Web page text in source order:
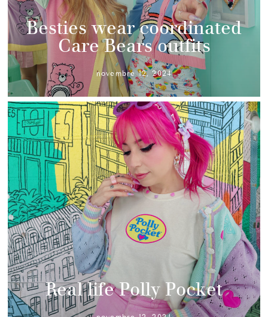
Besties wear coordinated
Care Bears outfits
novembre 12, 2024
Real life Polly Pocket